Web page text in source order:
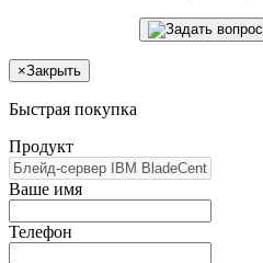
×Закрыть
Быстрая покупка
Продукт
Ваше имя
Телефон